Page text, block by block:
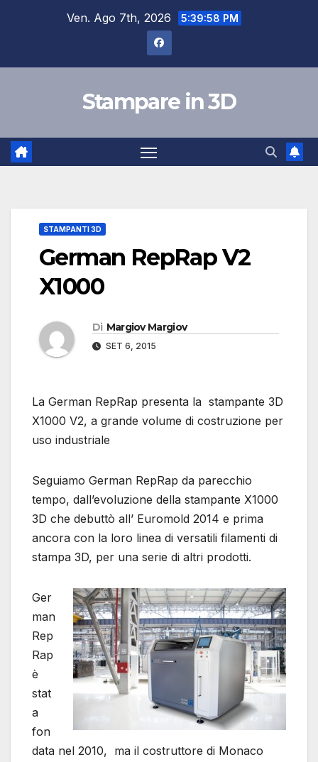
Ven. Ago 7th, 2026 5:39:59 PM
Stampare in 3D
STAMPANTI 3D
German RepRap V2
X1000
Di Margiov Margiov
SET 6, 2015
La German RepRap presenta la stampante 3D
X1000 V2, a grande volume di costruzione per
uso industriale
Seguiamo German RepRap da parecchio
tempo, dall’evoluzione della stampante X1000
3D che debuttò all’ Euromold 2014 e prima
ancora con la loro linea di versatili filamenti di
stampa 3D, per una serie di altri prodotti.
Ger
man
Rep
Rap
è
stat
a
fon
data nel 2010, ma il costruttore di Monaco